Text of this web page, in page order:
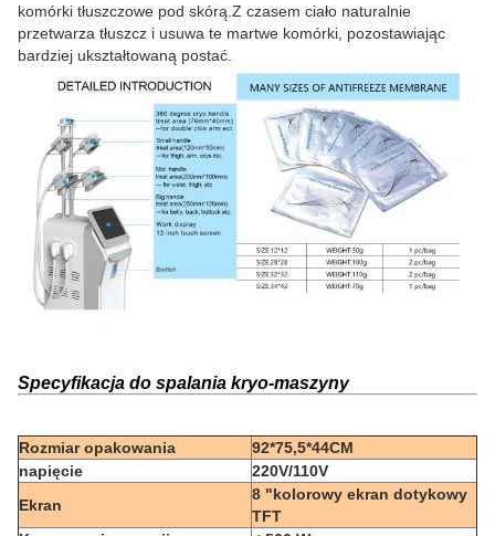
komórki tłuszczowe pod skórą. Z czasem ciało naturalnie
przetwarza tłuszcz i usuwa te martwe komórki, pozostawiając
bardziej ukształtowaną postać.
Specyfikacja do spalania kryo-maszyny
Rozmiar opakowania
92*75,5*44CM
napięcie
220V/110V
Ekran
8 "kolorowy ekran dotykowy
TFT